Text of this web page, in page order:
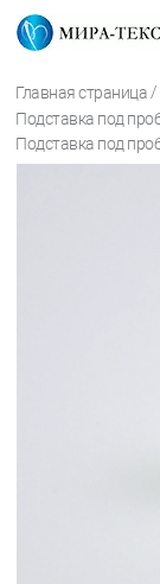
Главная страница /
Подставка под
Подставка под